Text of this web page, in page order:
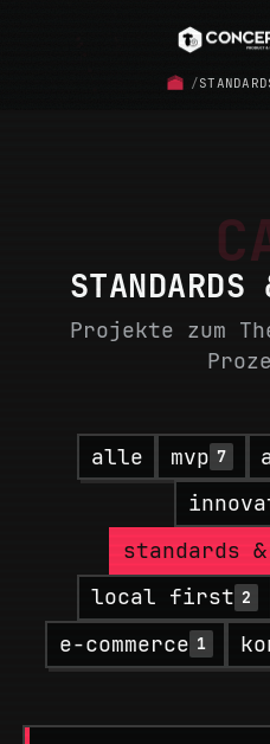
/
STANDARDS
Projekte zum
alle mvp 7
standards
local first 2
e-commerce 1